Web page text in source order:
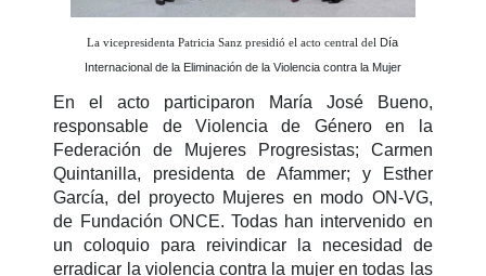
La vicepresidenta Patricia Sanz presidió el acto central del Día
Internacional de la Eliminación de la Violencia contra la Mujer
En el acto participaron María José Bueno,
responsable de Violencia de Género en la
Federación de Mujeres Progresistas; Carmen
Quintanilla, presidenta de Afammer; y Esther
García, del proyecto Mujeres en modo ON-VG,
de Fundación ONCE. Todas han intervenido en
un coloquio para reivindicar la necesidad de
erradicar la violencia contra la mujer en todas las